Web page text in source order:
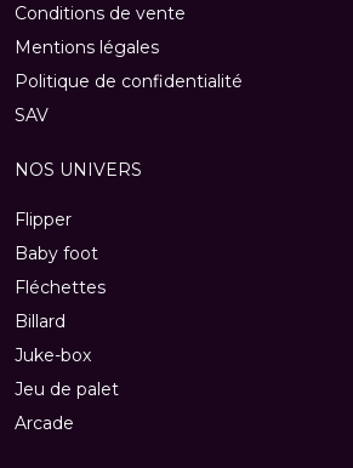
Conditions de vente
Mentions légales
Politique de confidentialité
SAV
NOS UNIVERS
Flipper
Baby foot
Fléchettes
Billard
Juke-box
Jeu de palet
Arcade